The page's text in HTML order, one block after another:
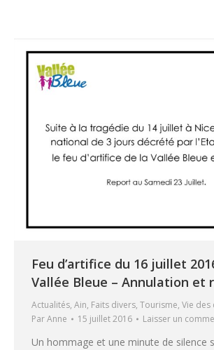
Feu d’artifice du 16 juillet
Vallée Bleue – Annulation et
Actualités, Ain, Faits divers, Tourisme, Vie des
ParAnne 15 juillet 2016 Laisser un
Un hommage et une minute de silence